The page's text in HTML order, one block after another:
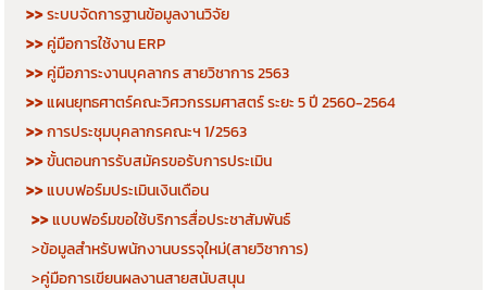
>>ระบบจัดการฐานข้อมูลงานวิจัย
>>คู่มือการใช้งาน ERP
>>คู่มือภาระงานบุคลากร สายวิชาการ 2563
>>แผนยุทธศาตร์คณะวิศวกรรมศาสตร์ ระยะ 5 ปี 2560-2564
>>การประชุมบุคลากรคณะฯ 1/2563
>>ขั้นตอนการรับสมัครขอรับการประเมิน
>>แบบฟอร์มประเมินเงินเดือน
>>แบบฟอร์มขอใช้บริการสื่อประชาสัมพันธ์
>ข้อมูลสำหรับพนักงานบรรจุใหม่(สายวิชาการ)
>คู่มือการเขียนผลงานสายสนับสนุน